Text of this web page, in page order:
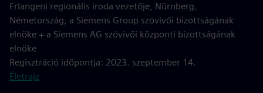
Erlangeni regionális iroda vezetője, Nürnberg,
Németország, a Siemens Group szóvivői bizottságának
elnöke + a Siemens AG szóvivői központi bizottságának
elnöke
Regisztráció időpontja: 2023. szeptember 14.
Életrajz